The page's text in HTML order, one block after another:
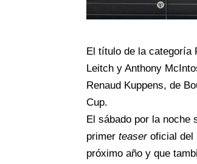
El título de la categoría
Leitch y Anthony
Renaud Kuppens, de
Cup.
El sábado por la noche
primer teaseroficial del
próximo año y que